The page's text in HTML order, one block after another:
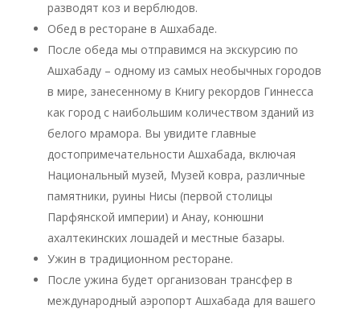
разводят коз и верблюдов.
Обед в ресторане в Ашхабаде.
После обеда мы отправимся на экскурсию по
Ашхабаду – одному из самых необычных городов
в мире, занесенному в Книгу рекордов Гиннесса
как город с наибольшим количеством зданий из
белого мрамора. Вы увидите главные
достопримечательности Ашхабада, включая
Национальный музей, Музей ковра, различные
памятники, руины Нисы (первой столицы
Парфянской империи) и Анау, конюшни
ахалтекинских лошадей и местные базары.
Ужин в традиционном ресторане.
После ужина будет организован трансфер в
международный аэропорт Ашхабада для вашего